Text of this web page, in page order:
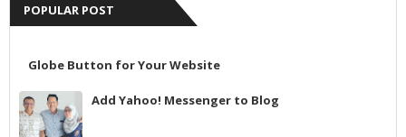
POPULAR POST
Globe Button for Your Website
Add Yahoo! Messenger to Blog